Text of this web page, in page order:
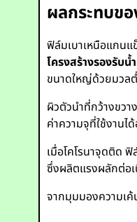
ผลกระทบข
ฟิล์มเบาเหนือแกน
โครงสร้างรองรับน้
ขนาดใหญ่ด้วยมวล
ผิวตัวนำที่กว้างขว
ค่าความจุที่ใช้งาน
เมื่อโคโรนาจุดติด
ซึ่งผลิตแรงผลักต่อ
จากมุมมองความเ